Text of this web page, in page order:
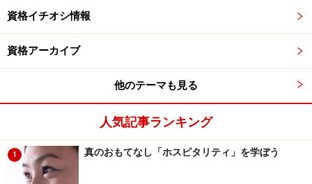
資格イチオシ情報
資格アーカイブ
他のテーマも見る
人気記事ランキング
1 真のおもてなし「ホスピタリティ」を学ぼう